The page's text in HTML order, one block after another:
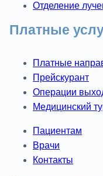
Отделение
Платные
Платные
Прейскурант
Операции
Медицинский
Пациентам
Врачи
Контакты